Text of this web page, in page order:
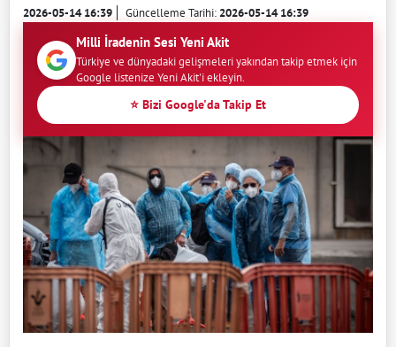
2026-05-14 16:39 Güncelleme Tarihi:2026-05-14 16:39
Milli İradenin Sesi Yeni Akit
Türkiye ve dünyadaki gelişmeleri yakından takip etmek için
Google listenize Yeni Akit'i ekleyin.
⭐ Bizi Google'da Takip Et